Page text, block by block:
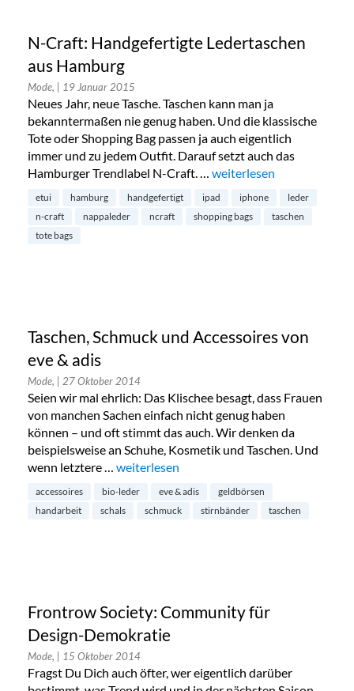
N-Craft: Handgefertigte Ledertaschen
aus Hamburg
Mode, | 19 Januar 2015
Neues Jahr, neue Tasche. Taschen kann man ja
bekanntermaßen nie genug haben. Und die klassische
Tote oder Shopping Bag passen ja auch eigentlich
immer und zu jedem Outfit. Darauf setzt auch das
Hamburger Trendlabel N-Craft. … „N-Craft: Handgefertigte
weiterlesen
etui hamburg handgefertigt ipad iphone
leder
n-craft
nappaleder ncraft shopping bags
taschen
tote bags
Taschen, Schmuck und Accessoires von
eve & adis
Mode, | 27 Oktober 2014
Seien wir mal ehrlich: Das Klischee besagt, dass Frauen
von manchen Sachen einfach nicht genug haben
können – und oft stimmt das auch. Wir denken da
beispielsweise an Schuhe, Kosmetik und Taschen. Und
wenn letztere … „Taschen, Schmuck und Accessoires von eve
weiterlesen
accessoires bio-leder eve & adis
geldbörsen
handarbeit
schals schmuck stirnbänder taschen
Frontrow Society: Community für
Design-Demokratie
Mode, | 15 Oktober 2014
Fragst Du Dich auch öfter, wer eigentlich darüber